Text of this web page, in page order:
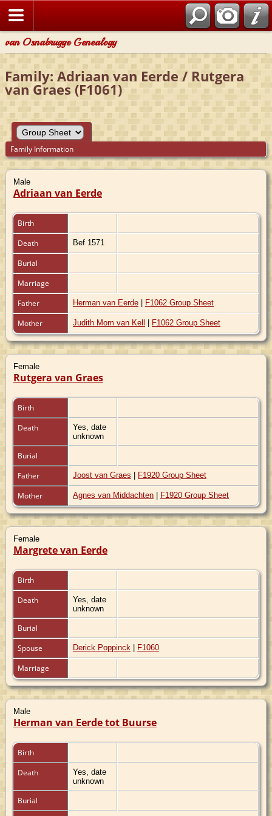
van Osnabrugge Genealogy
Family: Adriaan van Eerde / Rutgera
van Graes (F1061)
Family Information
Male
Adriaan van Eerde
Birth
Death
Bef 1571
Burial
Marriage
Father
Herman van Eerde | F1062 Group Sheet
Mother Judith Mom van Kell | F1062 Group Sheet
Female
Rutgera van Graes
Birth
Death
Yes, date
unknown
Burial
Father
Joost van Graes | F1920 Group Sheet
Mother Agnes van Middachten | F1920 Group Sheet
Female
Margrete van Eerde
Birth
Death
Yes, date
unknown
Burial
Spouse
Derick Poppinck | F1060
Marriage
Male
Herman van Eerde tot Buurse
Birth
Death
Yes, date
unknown
Burial